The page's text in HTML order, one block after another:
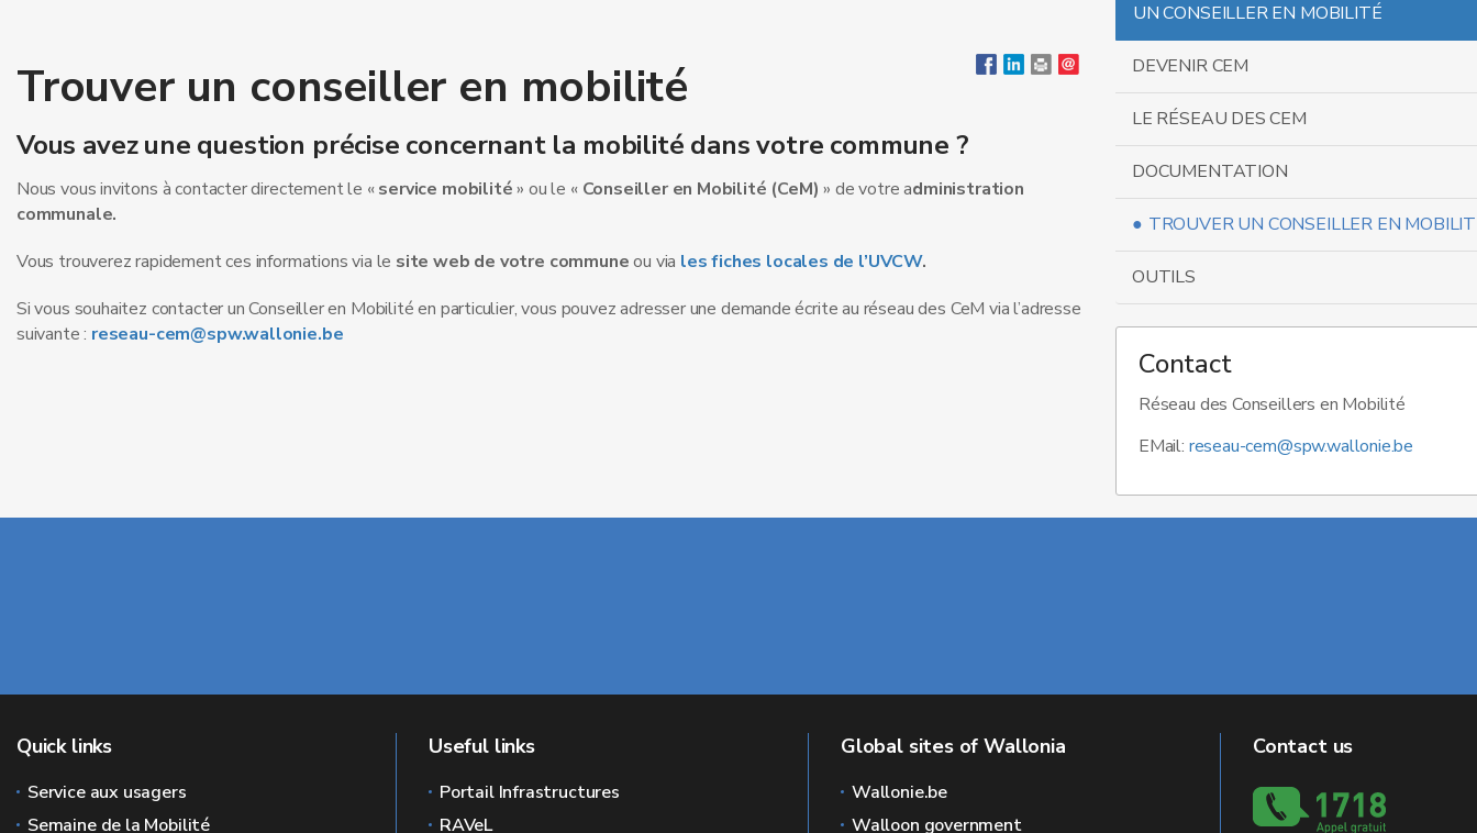
Trouver un conseiller en mobilité
Vous avez une question précise concernant la mobilité dans votre commune ?
Nous vous invitons à contacter directement le «service mobilité» ou le «Conseiller en Mobilité (CeM) » de votre administration
communale.
Vous trouverez rapidement ces informations via le site web de votre communeou via lesfiches locales de l’UVCW.
Si vous souhaitez contacter un Conseiller en Mobilité en particulier, vous pouvez adresser une demande écrite au réseau des CeM via l’adresse
suivante : reseau-cem@spw.wallonie.be
UN CONSEILLER EN MOBILITÉ
DEVENIR CEM
LE RÉSEAU DES CEM
DOCUMENTATION
TROUVER UN CONSEILLER EN
OUTILS
Contact
Réseau des Conseillers en Mobilité
EMail: reseau-cem@spw.wallonie.be
Quick links
Service aux usagers
Semaine de la Mobilité
Useful links
Portail Infrastructures
RAVeL
Global sites of Wallonia
Wallonie.be
Walloon government
Contact us